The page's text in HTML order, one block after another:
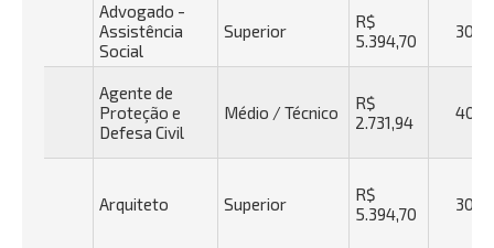
Advogado -
Assistência
Social
Superior
R$
5.394,70
30h
Agente de
Proteção e
Defesa Civil
Médio / Técnico
R$
2.731,94
40h
Arquiteto Superior
R$
5.394,70
30h